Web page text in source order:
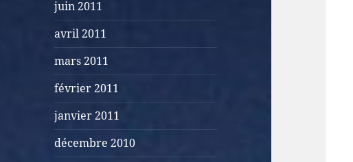
juin 2011
avril 2011
mars 2011
février 2011
janvier 2011
décembre 2010